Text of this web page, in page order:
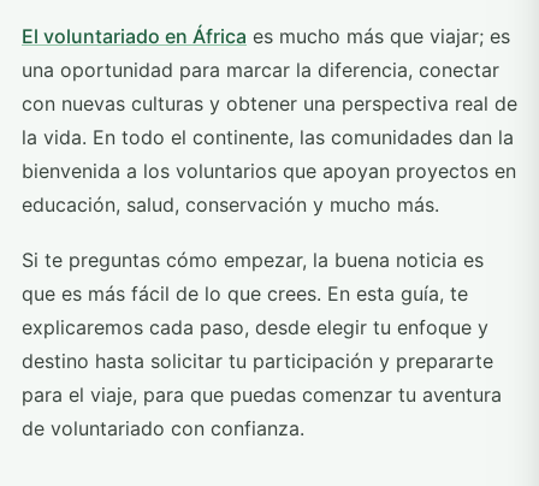
El voluntariado en África es mucho más que viajar; es
una oportunidad para marcar la diferencia, conectar
con nuevas culturas y obtener una perspectiva real de
la vida. En todo el continente, las comunidades dan la
bienvenida a los voluntarios que apoyan proyectos en
educación, salud, conservación y mucho más.
Si te preguntas cómo empezar, la buena noticia es
que es más fácil de lo que crees. En esta guía, te
explicaremos cada paso, desde elegir tu enfoque y
destino hasta solicitar tu participación y prepararte
para el viaje, para que puedas comenzar tu aventura
de voluntariado con confianza.